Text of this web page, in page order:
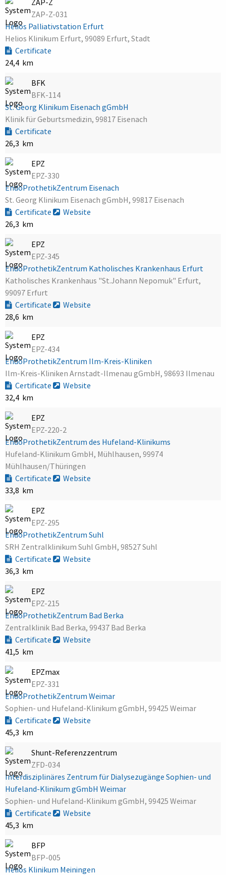
ZAP-Z-031
Helios Palliativstation Erfurt
Helios Klinikum Erfurt, 99089 Erfurt, Stadt
Certificate
24,4 km
BFK
BFK-114
St. Georg Klinikum Eisenach gGmbH
Klinik für Geburtsmedizin, 99817 Eisenach
Certificate
26,3 km
EPZ
EPZ-330
EndoProthetikZentrum Eisenach
St. Georg Klinikum Eisenach gGmbH, 99817 Eisenach
Certificate
Website
26,3 km
EPZ
EPZ-345
EndoProthetikZentrum Katholisches Krankenhaus Erfurt
Katholisches Krankenhaus "St.Johann Nepomuk" Erfurt,
99097 Erfurt
Certificate
Website
28,6 km
EPZ
EPZ-434
EndoProthetikZentrum Ilm-Kreis-Kliniken
Ilm-Kreis-Kliniken Arnstadt-Ilmenau gGmbH, 98693 Ilmenau
Certificate
Website
32,4 km
EPZ
EPZ-220-2
EndoProthetikZentrum des Hufeland-Klinikums
Hufeland-Klinikum GmbH, Mühlhausen, 99974
Mühlhausen/Thüringen
Certificate
Website
33,8 km
EPZ
EPZ-295
EndoProthetikZentrum Suhl
SRH Zentralklinikum Suhl GmbH, 98527 Suhl
Certificate
Website
36,3 km
EPZ
EPZ-215
EndoProthetikZentrum Bad Berka
Zentralklinik Bad Berka, 99437 Bad Berka
Certificate
Website
41,5 km
EPZmax
EPZ-331
EndoProthetikZentrum Weimar
Sophien- und Hufeland-Klinikum gGmbH, 99425 Weimar
Certificate
Website
45,3 km
Shunt-Referenzzentrum
ZFD-034
Interdisziplinäres Zentrum für Dialysezugänge Sophien- und
Hufeland-Klinikum gGmbH Weimar
Sophien- und Hufeland-Klinikum gGmbH, 99425 Weimar
Certificate
Website
45,3 km
BFP
BFP-005
Helios Klinikum Meiningen